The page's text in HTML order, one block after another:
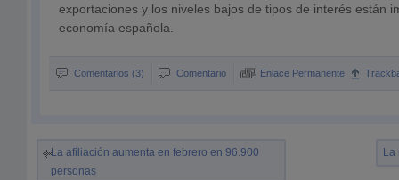
exportaciones y los niveles bajos de tipos de interés están
economía española.
Comentarios (3) Comentario Enlace Permanente
La afiliación aumenta en febrero en 96.900
personas
La